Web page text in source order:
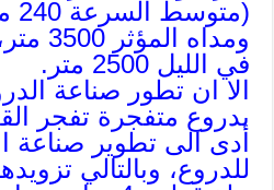
ومداه
في الليل 2500 متر.
الا ان تطور صناعة
بدروع متفجرة تفجر
أدى الى تطوير صناعة
للدروع، وبالتالي